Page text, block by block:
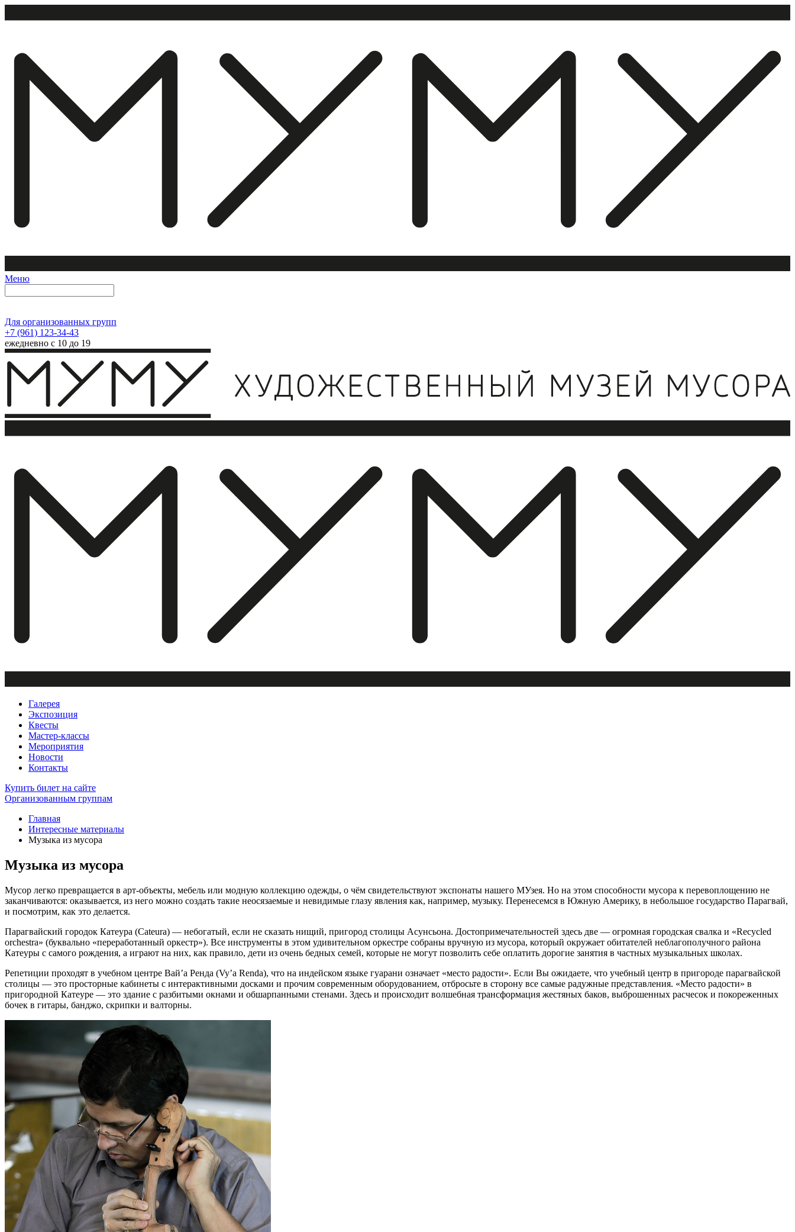
Меню
Для организованных групп
+7 (961) 123-34-43
ежедневно с 10 до 19
Галерея
Экспозиция
Квесты
Мастер-классы
Мероприятия
Новости
Контакты
Купить билет на сайте
Организованным группам
Главная
Интересные материалы
Музыка из мусора
Музыка из мусора
Мусор легко превращается в арт-объекты, мебель или модную коллекцию одежды, о чём свидетельствуют экспонаты нашего МУзея. Но на этом способности мусора к перевоплощению не
заканчиваются: оказывается, из него можно создать такие неосязаемые и невидимые глазу явления как, например, музыку. Перенесемся в Южную Америку, в небольшое государство Парагвай,
и посмотрим, как это делается.
Парагвайский городок Катеура (Cateura) — небогатый, если не сказать нищий, пригород столицы Асунсьона. Достопримечательностей здесь две — огромная городская свалка и «Recycled
orchestra» (буквально «переработанный оркестр»). Все инструменты в этом удивительном оркестре собраны вручную из мусора, который окружает обитателей неблагополучного района
Катеуры с самого рождения, а играют на них, как правило, дети из очень бедных семей, которые не могут позволить себе оплатить дорогие занятия в частных музыкальных школах.
Репетиции проходят в учебном центре Вай’а Ренда (Vy’a Renda), что на индейском языке гуарани означает «место радости». Если Вы ожидаете, что учебный центр в пригороде парагвайской
столицы — это просторные кабинеты с интерактивными досками и прочим современным оборудованием, отбросьте в сторону все самые радужные представления. «Место радости» в
пригородной Катеуре — это здание с разбитыми окнами и обшарпанными стенами. Здесь и происходит волшебная трансформация жестяных баков, выброшенных расчесок и покореженных
бочек в гитары, банджо, скрипки и валторны.